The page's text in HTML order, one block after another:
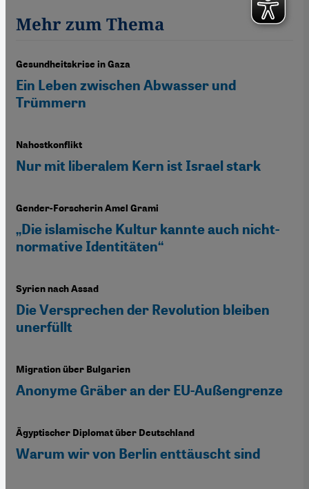
Mehr zum Thema
Gesundheitskrise in Gaza
Ein Leben zwischen Abwasser und
Trümmern
Nahostkonflikt
Nur mit liberalem Kern ist Israel stark
Gender-Forscherin Amel Grami
„Die islamische Kultur kannte auch nicht-
normative Identitäten“
Syrien nach Assad
Die Versprechen der Revolution bleiben
unerfüllt
Migration über Bulgarien
Anonyme Gräber an der EU-Außengrenze
Ägyptischer Diplomat über Deutschland
Warum wir von Berlin enttäuscht sind